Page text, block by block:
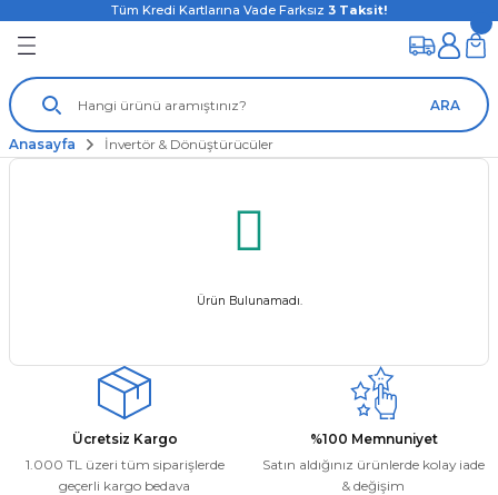
Tüm Kredi Kartlarına Vade Farksız 3 Taksit!
ARA
Anasayfa İnvertör & Dönüştürücüler
Ürün Bulunamadı.
Ücretsiz Kargo
1.000 TL üzeri tüm siparişlerde
geçerli kargo bedava
%100 Memnuniyet
Satın aldığınız ürünlerde kolay iade
& değişim